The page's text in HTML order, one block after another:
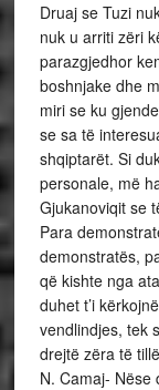
Druaj se Tuzi
nuk u arriti zëri
parazgjedhor
boshnjake dhe
miri se ku
se sa të
shqiptarët. Si
personale, më
Gjukanoviqit se
Para
demonstratës,
që kishte nga
duhet t’i
vendlindjes, tek
drejtë zëra të
N. Camaj- Nëse